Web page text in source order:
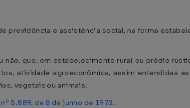
previdência e assistência social, na forma
que, em estabelecimento rural ou prédio
atividade agroeconômica, assim entendidas
vegetais ou animais.
nº 5.889, de 8 de junho de 1973.